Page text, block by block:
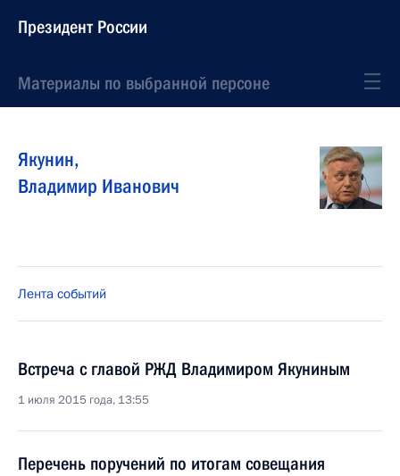
Президент России
Материалы по выбранной персоне
Якунин,
Владимир Иванович
Лента событий
Встреча с главой РЖД Владимиром Якуниным
1 июля 2015 года, 13:55
Перечень поручений по итогам совещания